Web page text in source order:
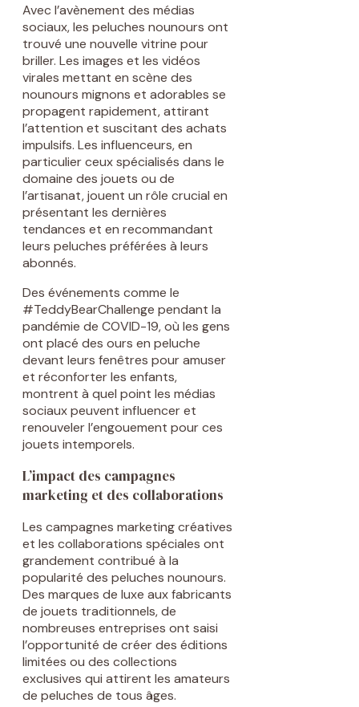
Avec l’avènement des médias
sociaux, les peluches nounours ont
trouvé une nouvelle vitrine pour
briller. Les images et les vidéos
virales mettant en scène des
nounours mignons et adorables se
propagent rapidement, attirant
l’attention et suscitant des achats
impulsifs. Les influenceurs, en
particulier ceux spécialisés dans le
domaine des jouets ou de
l’artisanat, jouent un rôle crucial en
présentant les dernières
tendances et en recommandant
leurs peluches préférées à leurs
abonnés.
Des événements comme le
#TeddyBearChallenge pendant la
pandémie de COVID-19, où les gens
ont placé des ours en peluche
devant leurs fenêtres pour amuser
et réconforter les enfants,
montrent à quel point les médias
sociaux peuvent influencer et
renouveler l’engouement pour ces
jouets intemporels.
L’impact des campagnes
marketing et des collaborations
Les campagnes marketing créatives
et les collaborations spéciales ont
grandement contribué à la
popularité des peluches nounours.
Des marques de luxe aux fabricants
de jouets traditionnels, de
nombreuses entreprises ont saisi
l’opportunité de créer des éditions
limitées ou des collections
exclusives qui attirent les amateurs
de peluches de tous âges.